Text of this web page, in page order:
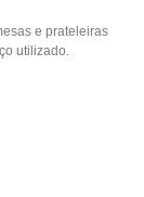
e prateleiras
utilizado.